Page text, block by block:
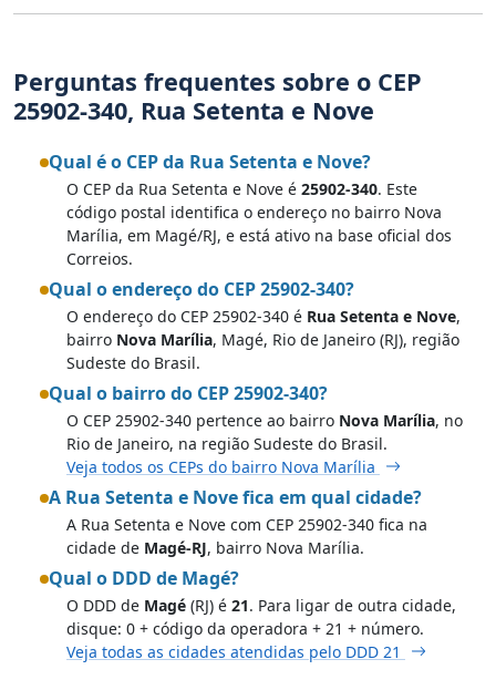
Perguntas frequentes sobre o CEP
25902-340, Rua Setenta e Nove
Qual é o CEP da Rua Setenta e Nove?
O CEP da Rua Setenta e Nove é 25902-340. Este
código postal identifica o endereço no bairro Nova
Marília, em Magé/RJ, e está ativo na base oficial dos
Correios.
Qual o endereço do CEP 25902-340?
O endereço do CEP 25902-340 é Rua Setenta e Nove,
bairro Nova Marília, Magé, Rio de Janeiro (RJ), região
Sudeste do Brasil.
Qual o bairro do CEP 25902-340?
O CEP 25902-340 pertence ao bairro Nova Marília, no
Rio de Janeiro, na região Sudeste do Brasil.
Veja todos os CEPs do bairro Nova Marília
A Rua Setenta e Nove fica em qual cidade?
A Rua Setenta e Nove com CEP 25902-340 fica na
cidade de Magé-RJ, bairro Nova Marília.
Qual o DDD de Magé?
O DDD de Magé (RJ) é 21. Para ligar de outra cidade,
disque: 0 + código da operadora + 21 + número.
Veja todas as cidades atendidas pelo DDD 21